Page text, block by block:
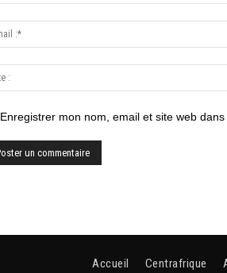
Enregistrer mon nom, email et site web
Accueil Centrafrique